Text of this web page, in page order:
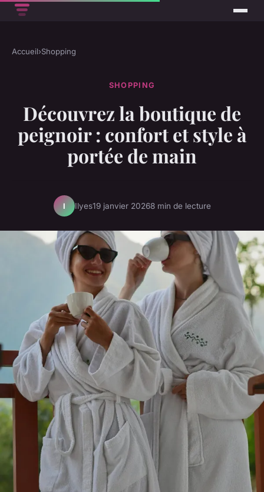
Accueil›Shopping
SHOPPING
Découvrez la boutique de
peignoir : confort et style à
portée de main
I Ilyes19 janvier 20268 min de lecture